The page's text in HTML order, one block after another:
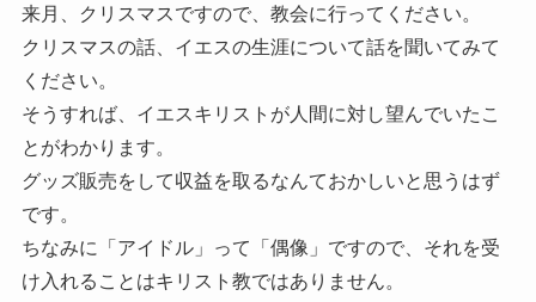
来月、クリスマスですので、教会に行ってください。
クリスマスの話、イエスの生涯について話を聞いてみて
ください。
そうすれば、イエスキリストが人間に対し望んでいたこ
とがわかります。
グッズ販売をして収益を取るなんておかしいと思うはず
です。
ちなみに「アイドル」って「偶像」ですので、それを受
け入れることはキリスト教ではありません。